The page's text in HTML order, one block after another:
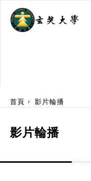
首頁
影片輪播
影片輪播